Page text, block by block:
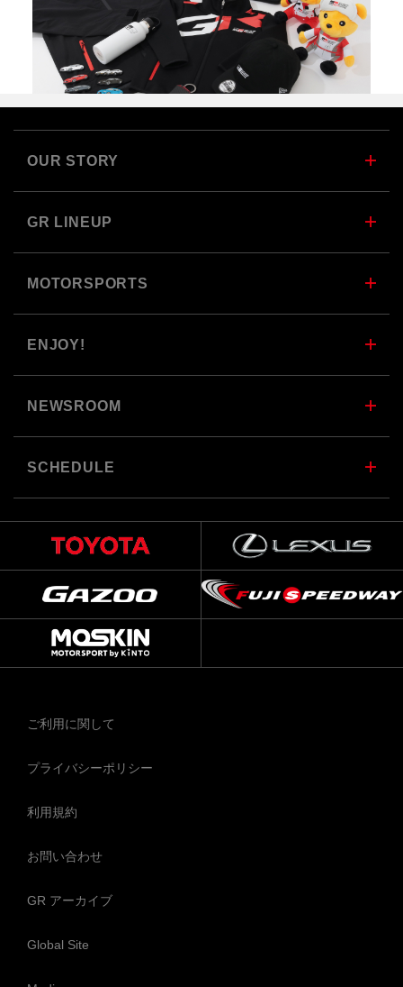
OUR STORY
GR LINEUP
MOTORSPORTS
ENJOY!
NEWSROOM
SCHEDULE
ご利用に関して
プライバシーポリシー
利用規約
お問い合わせ
GR アーカイブ
Global Site